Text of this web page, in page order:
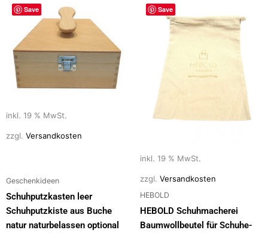
Save
inkl. 19 % MwSt.
zzgl. Versandkosten
Geschenkideen
Schuhputzkasten leer
Schuhputzkiste aus Buche
natur naturbelassen optional
Save
inkl. 19 % MwSt.
zzgl. Versandkosten
HEBOLD
HEBOLD Schuhmacherei
Baumwollbeutel für Schuhe-